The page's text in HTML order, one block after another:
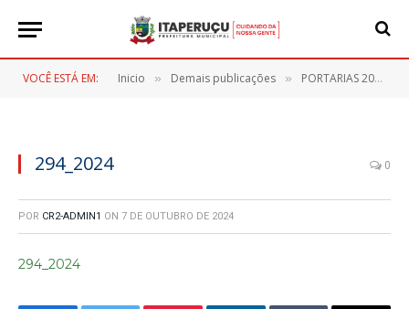
VOCÊ ESTÁ EM: Inicio » Demais publicações » PORTARIAS 2024
294_2024 0
POR CR2-ADMIN1 ON 7 DE OUTUBRO DE 2024
294_2024